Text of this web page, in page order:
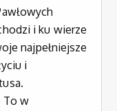
i ku wierze
najpełniejsze
i
To w